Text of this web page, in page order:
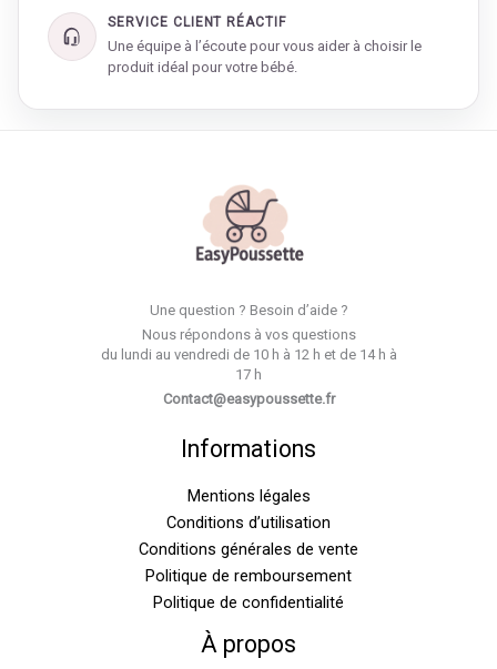
SERVICE CLIENT RÉACTIF
Une équipe à l’écoute pour vous aider à choisir le
produit idéal pour votre bébé.
Une question ? Besoin d’aide ?
Nous répondons à vos questions
du lundi au vendredi de 10 h à 12 h et de 14 h à
17 h
Contact@easypoussette.fr
Informations
Mentions légales
Conditions d’utilisation
Conditions générales de vente
Politique de remboursement
Politique de confidentialité
À propos